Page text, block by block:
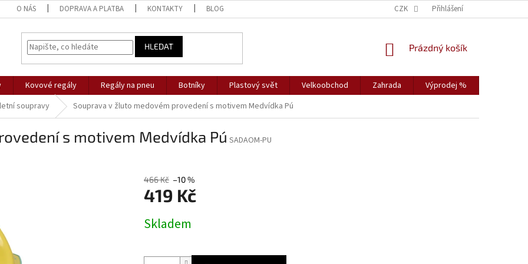
O NÁS DOPRAVA A PLATBA KONTAKTY BLOG CZK Přihlášení
HLEDAT
NÁKUPNÍ
Prázdný košík
Kovové regály Regály na pneu Botníky Plastový svět Velkoobchod Zahrada Výprodej %
soupravy Souprava v žluto medovém provedení s motivem Medvídka Pú
s motivem Medvídka Pú SADAOM-PU
466 Kč –10 %
419 Kč
cena:
Skladem